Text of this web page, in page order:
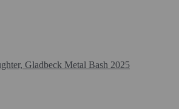
Gladbeck Metal Bash 2025